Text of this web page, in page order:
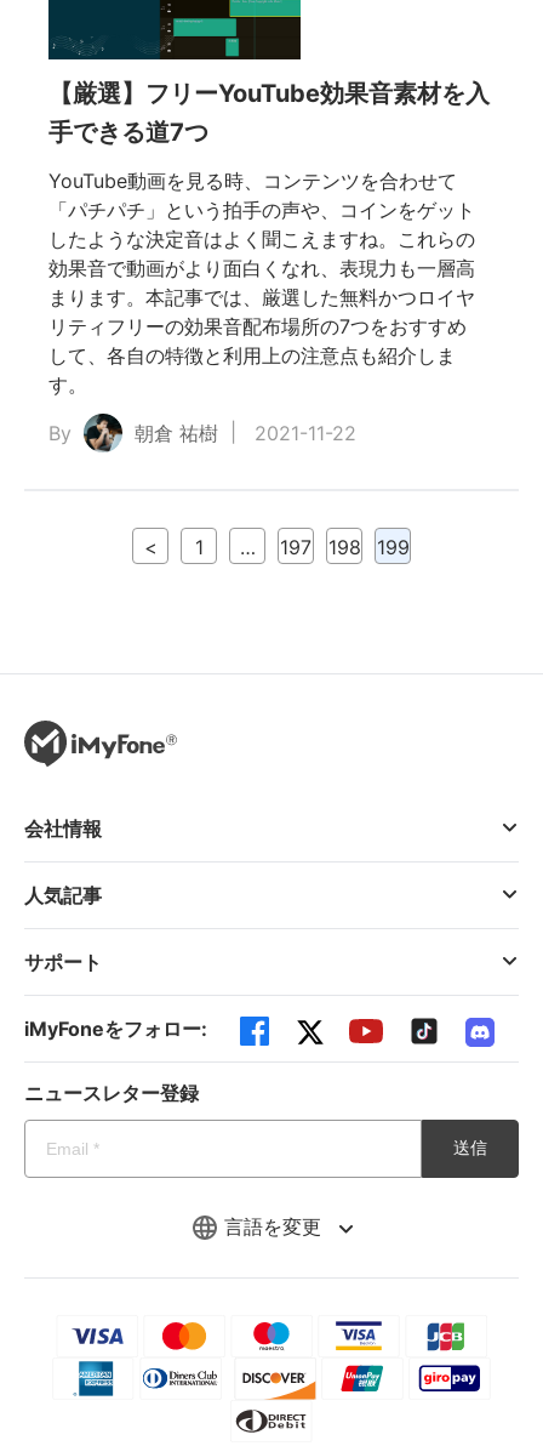
【厳選】フリーYouTube効果音素材を入
手できる道7つ
YouTube動画を見る時、コンテンツを合わせて
「パチパチ」という拍手の声や、コインをゲット
したような決定音はよく聞こえますね。これらの
効果音で動画がより面白くなれ、表現力も一層高
まります。本記事では、厳選した無料かつロイヤ
リティフリーの効果音配布場所の7つをおすすめ
して、各自の特徴と利用上の注意点も紹介しま
す。
By
朝倉 祐樹 2021-11-22
< 1 … 197 198 199
言語を変更
会社情報
人気記事
サポート
iMyFoneをフォロー:
ニュースレター登録
送信